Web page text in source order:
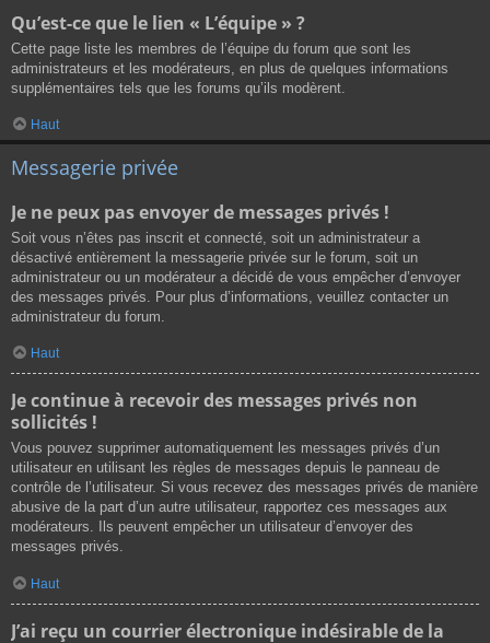
Qu’est-ce que le lien « L’équipe » ?
Cette page liste les membres de l’équipe du forum que sont les
administrateurs et les modérateurs, en plus de quelques informations
supplémentaires tels que les forums qu’ils modèrent.
Haut
Messagerie privée
Je ne peux pas envoyer de messages privés !
Soit vous n’êtes pas inscrit et connecté, soit un administrateur a
désactivé entièrement la messagerie privée sur le forum, soit un
administrateur ou un modérateur a décidé de vous empêcher d’envoyer
des messages privés. Pour plus d’informations, veuillez contacter un
administrateur du forum.
Haut
Je continue à recevoir des messages privés non
sollicités !
Vous pouvez supprimer automatiquement les messages privés d’un
utilisateur en utilisant les règles de messages depuis le panneau de
contrôle de l’utilisateur. Si vous recevez des messages privés de manière
abusive de la part d’un autre utilisateur, rapportez ces messages aux
modérateurs. Ils peuvent empêcher un utilisateur d’envoyer des
messages privés.
Haut
J’ai reçu un courrier électronique indésirable de la